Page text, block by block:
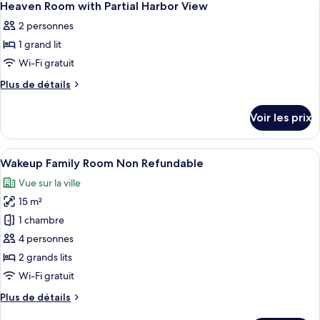
Room
with
Partial
Harbor
View
de
Sky
Room
Partial
Harbor
View
toutes
les
photos
pour
ce
chambre :
Heaven
Room
with
Partial
Harbor
View
1
Heaven Room with Partial Harbor View
2 personnes
1 grand lit
Wi-Fi gratuit
Plus de détails
Plus
le
type
de
chambre
Heaven
Room
with
Partial
Harbor
View
Voir les prix
Afficher
toutes
les
photos
pour
ce
type
de
chambre :
Wakeup
Une chambre d’hôtel de taille
6
Wakeup Family Room Non Refundable
Vue sur la ville
15 m²
1 chambre
4 personnes
2 grands lits
Wi-Fi gratuit
Plus de détails
Plus